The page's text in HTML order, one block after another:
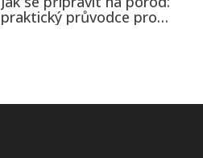
praktický průvodce pro